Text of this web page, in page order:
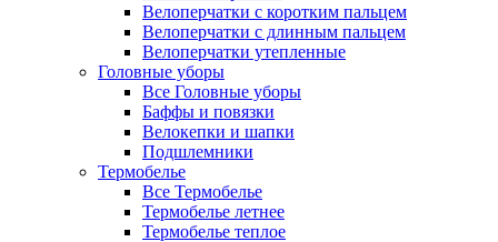
Велоперчатки с коротким пальцем
Велоперчатки с длинным пальцем
Велоперчатки утепленные
Головные уборы
Все Головные уборы
Баффы и повязки
Велокепки и шапки
Подшлемники
Термобелье
Все Термобелье
Термобелье летнее
Термобелье теплое